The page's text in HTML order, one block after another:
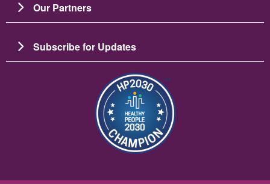
Our Partners
Subscribe for Updates
រូប​ភាព